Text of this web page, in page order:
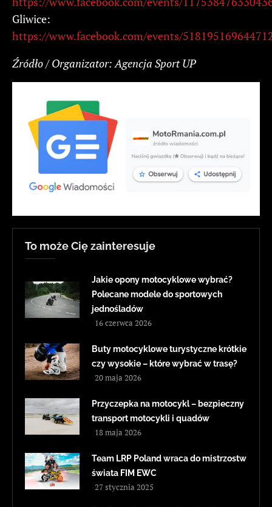
Gliwice:
https://www.facebook.com/events/
Źródło / Organizator: Agencja Sport UP
To może Cię zainteresuje
Jakie opony motocyklowe wybrać?
Polecane modele do sportowych
jednośladów
16 czerwca 2026
Buty motocyklowe turystyczne krótkie
czy wysokie – które wybrać w trasę?
20 maja 2026
Przyczepka na motocykl – bezpieczny
transport motocykli i quadów
18 maja 2026
Team LRP Poland wraca do mistrzostw
świata FIM EWC
27 stycznia 2025